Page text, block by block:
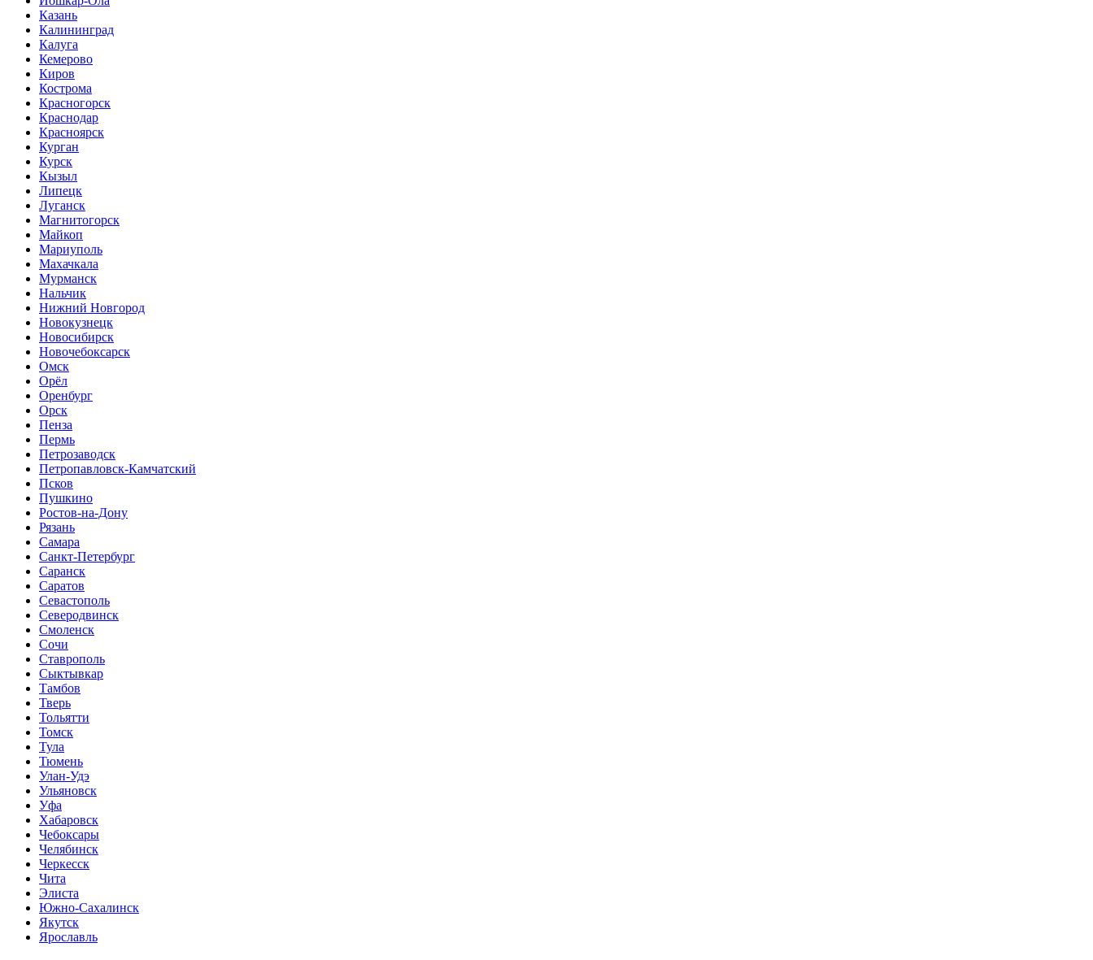
Казань
Калининград
Калуга
Кемерово
Киров
Кострома
Красногорск
Краснодар
Красноярск
Курган
Курск
Кызыл
Липецк
Луганск
Магнитогорск
Майкоп
Мариуполь
Махачкала
Мурманск
Нальчик
Нижний Новгород
Новокузнецк
Новосибирск
Новочебоксарск
Омск
Орёл
Оренбург
Орск
Пенза
Пермь
Петрозаводск
Петропавловск-Камчатский
Псков
Пушкино
Ростов-на-Дону
Рязань
Самара
Санкт-Петербург
Саранск
Саратов
Севастополь
Северодвинск
Смоленск
Сочи
Ставрополь
Сыктывкар
Тамбов
Тверь
Тольятти
Томск
Тула
Тюмень
Улан-Удэ
Ульяновск
Уфа
Хабаровск
Чебоксары
Челябинск
Черкесск
Чита
Элиста
Южно-Сахалинск
Якутск
Ярославль